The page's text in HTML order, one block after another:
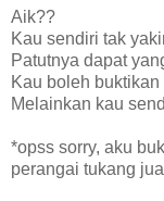
Aik??
Kau sendiri tak
Patutnya dapat
Kau boleh
Melainkan kau
*opss sorry, aku
perangai tukang